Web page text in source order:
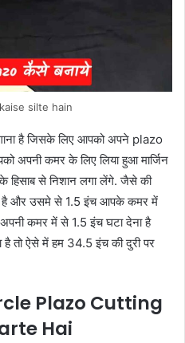
silte hain
है जिसके लिए आपको अपने plazo
अपनी कमर के लिए लिया हुआ मार्जिन
हिसाब से निशान लगा लेंगे. जैसे की
है और उसमे से 1.5 इंच आपके कमर में
अपनी कमर में से 1.5 इंच घटा देना है
तो ऐसे में हम 34.5 इंच की दुरी पर
Plazo Cutting
Hai